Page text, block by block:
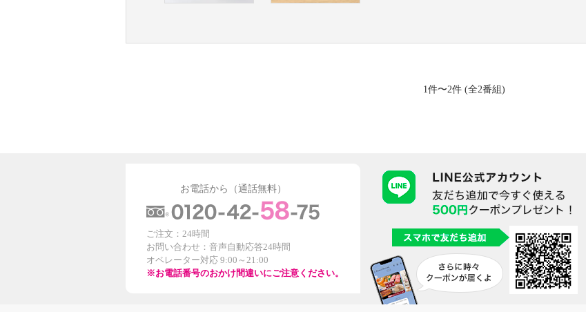
1件〜2件 (全2番組)
お電話から（通話無料）
ご注文：24時間
お問い合わせ：音声自動応答24時間
オペレーター対応 9:00～21:00
※お電話番号のおかけ間違いにご注意ください。